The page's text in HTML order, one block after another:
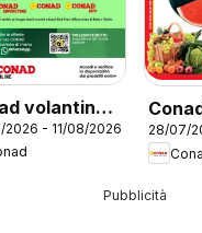
volantino
Conviene
2026 - 11/08/2026
28/07/
Pubblicità